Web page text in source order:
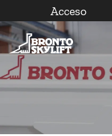
Saltar
al
contenido
Acceso